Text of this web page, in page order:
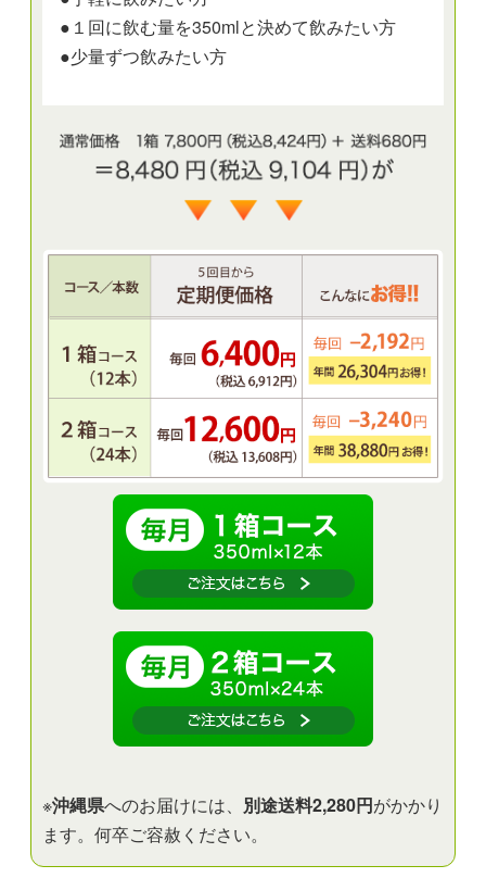
●１回に飲む量を350mlと決めて飲みたい方
●少量ずつ飲みたい方
※沖縄県へのお届けには、 別途送料2,280円がかかり
ます。何卒ご容赦ください。